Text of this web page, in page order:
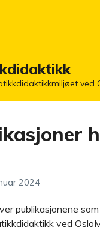
ved
2024
publikasjonene
ved